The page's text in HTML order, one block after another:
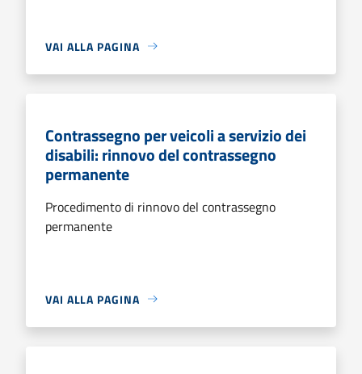
VAI ALLA PAGINA
Contrassegno per veicoli a servizio dei
disabili: rinnovo del contrassegno
permanente
Procedimento di rinnovo del contrassegno
permanente
VAI ALLA PAGINA